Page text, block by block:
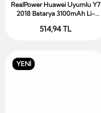
Sepete Ekle
RealPower Huawei Uyumlu Y7
2018 Batarya 3100mAh Li-
514,94 TL
YENİ